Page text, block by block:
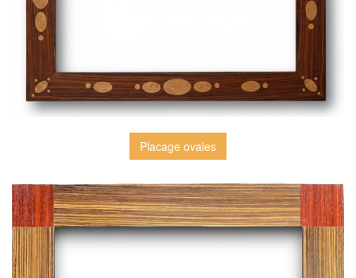
Placage ovales